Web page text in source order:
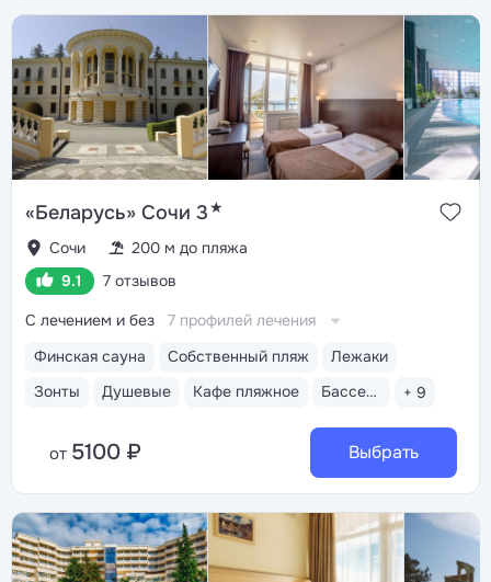
«Беларусь» Сочи 3★
Сочи
200 м до пляжа
9.1
7 отзывов
Финская сауна Собственный пляж
Лежаки
Зонты
Душевые Кафе пляжное Бассейн открытый + 9
С лечением и без 7 профилей лечения
от 5100 ₽ Выбрать